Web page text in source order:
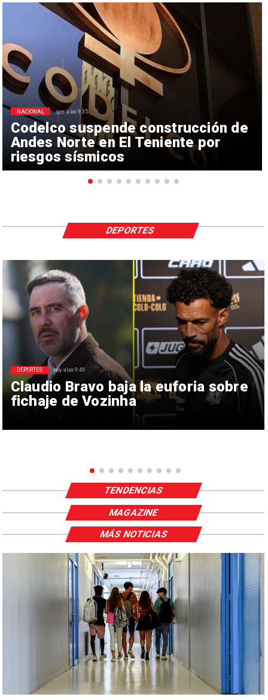
Codelco suspende construcción de
Andes Norte en El Teniente por
riesgos sísmicos
NACIONAL ayer a las 9:35
Claudio Bravo baja la euforia sobre
fichaje de Vozinha
DEPORTES hoy a las 9:49
DEPORTES
TENDENCIAS
MAGAZINE
MÁS NOTICIAS